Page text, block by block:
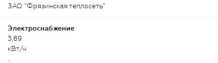
ЗАО "Фрязинская теплосеть"
Электроснабжение
3,89
кВт/ч